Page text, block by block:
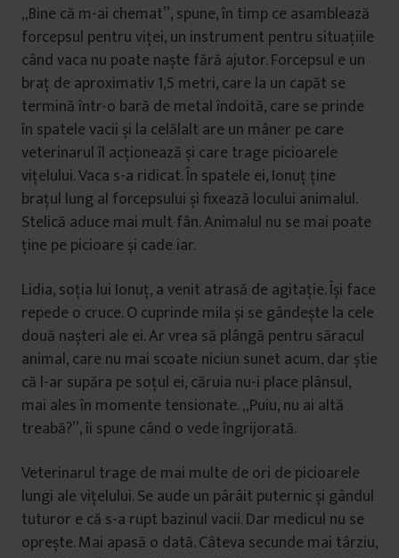
„Bine că m-ai chemat”, spune, în timp ce asamblează
forcepsul pentru viței, un instrument pentru situațiile
când vaca nu poate naște fără ajutor. Forcepsul e un
braț de aproximativ 1,5 metri, care la un capăt se
termină într-o bară de metal îndoită, care se prinde
în spatele vacii și la celălalt are un mâner pe care
veterinarul îl acționează și care trage picioarele
vițelului. Vaca s-a ridicat. În spatele ei, Ionuț ține
brațul lung al forcepsului și fixează locului animalul.
Stelică aduce mai mult fân. Animalul nu se mai poate
ține pe picioare și cade iar.
Lidia, soția lui Ionuț, a venit atrasă de agitație. Își face
repede o cruce. O cuprinde mila și se gândește la cele
două nașteri ale ei. Ar vrea să plângă pentru săracul
animal, care nu mai scoate niciun sunet acum, dar știe
că l-ar supăra pe soțul ei, căruia nu-i place plânsul,
mai ales în momente tensionate. „Puiu, nu ai altă
treabă?”, îi spune când o vede îngrijorată.
Veterinarul trage de mai multe de ori de picioarele
lungi ale vițelului. Se aude un pârâit puternic și gândul
tuturor e că s-a rupt bazinul vacii. Dar medicul nu se
oprește. Mai apasă o dată. Câteva secunde mai târziu,